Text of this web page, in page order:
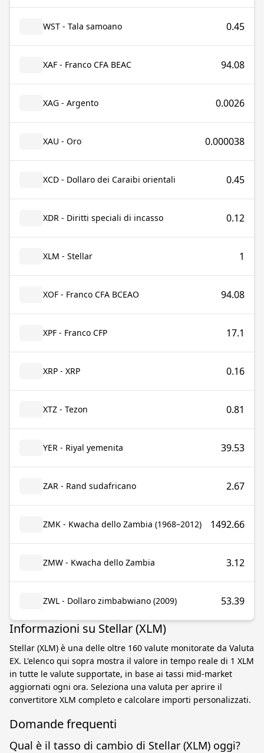
WST - Tala samoano 0.45
XAF - Franco CFA BEAC 94.08
XAG - Argento 0.0026
XAU - Oro 0.000038
XCD - Dollaro dei Caraibi orientali 0.45
XDR - Diritti speciali di incasso 0.12
XLM - Stellar 1
XOF - Franco CFA BCEAO 94.08
XPF - Franco CFP 17.1
XRP - XRP 0.16
XTZ - Tezon 0.81
YER - Riyal yemenita 39.53
ZAR - Rand sudafricano 2.67
ZMK - Kwacha dello Zambia (1968–2012) 1492.66
ZMW - Kwacha dello Zambia 3.12
ZWL - Dollaro zimbabwiano (2009) 53.39
Informazioni su Stellar (XLM)
Stellar (XLM) è una delle oltre 160 valute monitorate da Valuta
EX. L'elenco qui sopra mostra il valore in tempo reale di 1 XLM
in tutte le valute supportate, in base ai tassi mid-market
aggiornati ogni ora. Seleziona una valuta per aprire il
convertitore XLM completo e calcolare importi personalizzati.
Domande frequenti
Qual è il tasso di cambio di Stellar (XLM) oggi?